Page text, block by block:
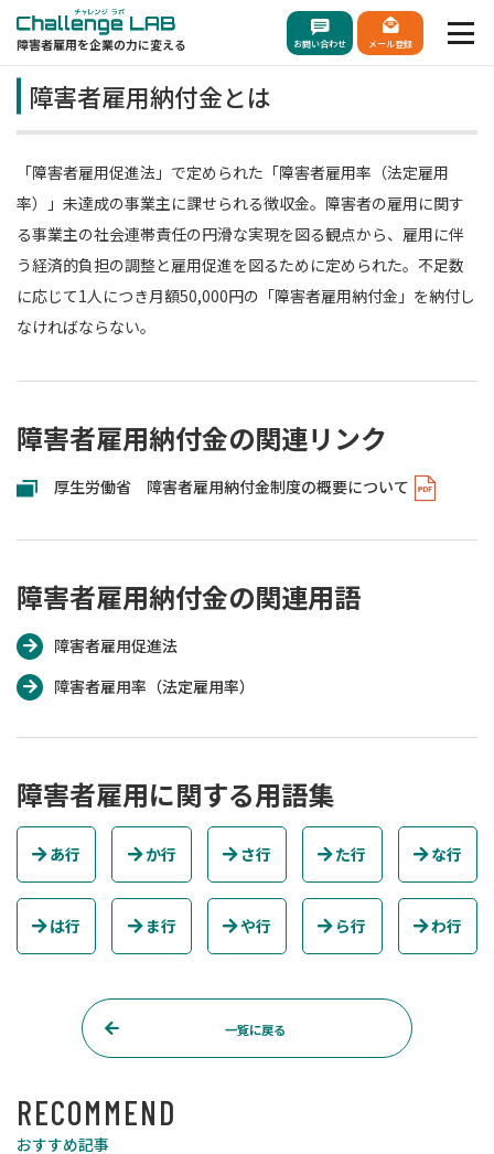
障害者雇用を企業の力に変える お問い合わせ メール登録
障害者雇用納付金とは
「障害者雇用促進法」で定められた「障害者雇用率（法定雇用
率）」未達成の事業主に課せられる徴収金。障害者の雇用に関す
る事業主の社会連帯責任の円滑な実現を図る観点から、雇用に伴
う経済的負担の調整と雇用促進を図るために定められた。不足数
に応じて1人につき月額50,000円の「障害者雇用納付金」を納付し
なければならない。
障害者雇用納付金の関連リンク
厚生労働省 障害者雇用納付金制度の概要について
障害者雇用納付金の関連用語
障害者雇用促進法
障害者雇用率（法定雇用率）
障害者雇用に関する用語集
あ行 か行 さ行 た行 な行
は行 ま行 や行 ら行 わ行
一覧に戻る
RECOMMEND
おすすめ記事